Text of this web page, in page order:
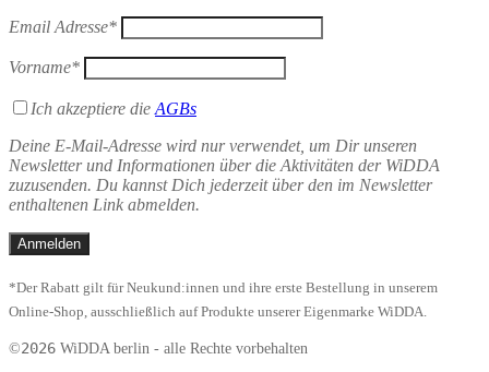
Email Adresse*
Vorname*
Ich akzeptiere die AGBs
Deine E-Mail-Adresse wird nur verwendet, um Dir unseren
Newsletter und Informationen über die Aktivitäten der WiDDA
zuzusenden. Du kannst Dich jederzeit über den im Newsletter
enthaltenen Link abmelden.
*Der Rabatt gilt für Neukund:innen und ihre erste Bestellung in unserem
Online-Shop, ausschließlich auf Produkte unserer Eigenmarke WiDDA.
©2026 WiDDA berlin - alle Rechte vorbehalten